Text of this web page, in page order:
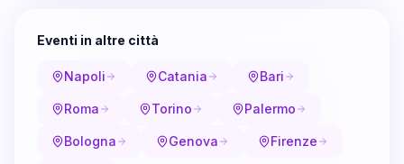
Eventi in altre città
Napoli Catania Bari
Roma Torino Palermo
Bologna Genova Firenze